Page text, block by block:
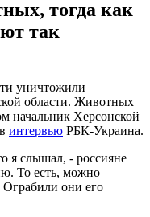
тогда как
так
уничтожили
области. Животных
начальник Херсонской
интервью РБК-Украина.
я слышал, - россияне
То есть, можно
Ограбили они его